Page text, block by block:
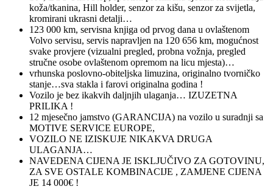
koža/tkanina, Hill holder, senzor za kišu, senzor za svijetla,
kromirani ukrasni detalji…
123 000 km, servisna knjiga od prvog dana u ovlaštenom
Volvo servisu, servis napravljen na 120 656 km, mogućnost
svake provjere (vizualni pregled, probna vožnja, pregled
stručne osobe ovlaštenom opremom na licu mjesta)…
vrhunska poslovno-obiteljska limuzina, originalno tvorničko
stanje…sva stakla i farovi originalna godina !
Vozilo je bez ikakvih daljnjih ulaganja… IZUZETNA
PRILIKA !
12 mjesečno jamstvo (GARANCIJA) na vozilo u suradnji sa
MOTIVE SERVICE EUROPE,
VOZILO NE IZISKUJE NIKAKVA DRUGA
ULAGANJA…
NAVEDENA CIJENA JE ISKLJUČIVO ZA GOTOVINU,
ZA SVE OSTALE KOMBINACIJE , ZAMJENE CIJENA
JE 14 000€ !